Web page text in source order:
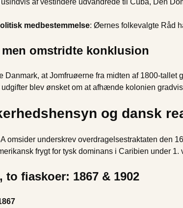
af vestindere udvandrede til Cuba, Den
medbestemmelse: Øernes folkevalgte Råd
omstridte konklusion
Danmark, at Jomfruøerne fra midten af 1800-tallet
udgifter blev ønsket om at afhænde kolonien
og dansk
omsider underskrev overdragelsestraktaten den
frygt for tysk dominans i Caribien under 1.
to fiaskoer: 1867 & 1902